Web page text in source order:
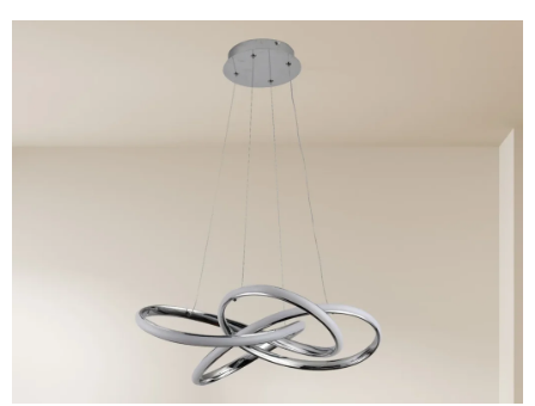
hviezdičiek.